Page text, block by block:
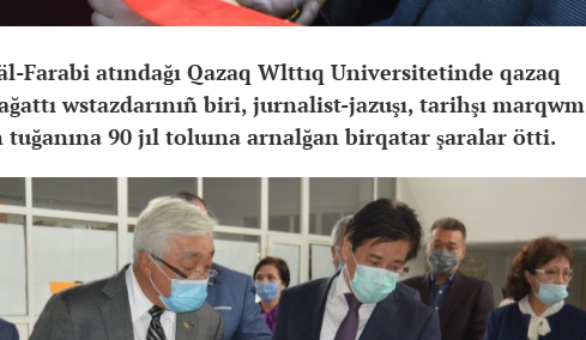
Farabi atındağı Qazaq Wlttıq Universitetinde qazaq
wstazdarınıñ biri, jurnalist-jazuşı, tarihşı marqwm
tuğanına 90 jıl toluına arnalğan birqatar şaralar ötti.